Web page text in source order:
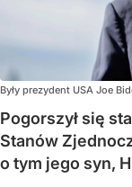
Były prezydent USA Joe
Pogorszył się
Stanów
o tym jego syn,